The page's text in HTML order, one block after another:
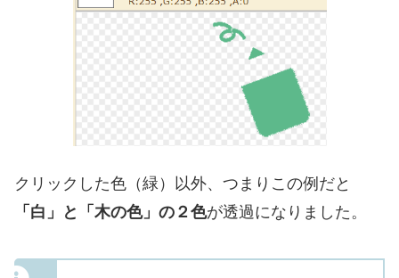
クリックした色（緑）以外、つまりこの例だと
「白」と「木の色」の２色が透過になりました。